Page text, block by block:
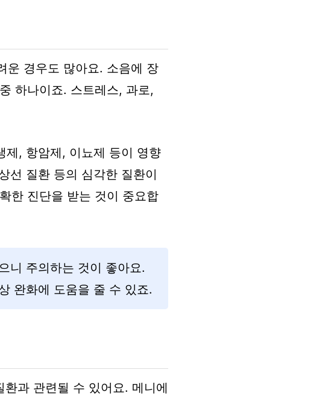
운 경우도 많아요. 소음에 장
하나이죠. 스트레스, 과로,
제, 항암제, 이뇨제 등이 영향
선 질환 등의 심각한 질환이
한 진단을 받는 것이 중요합
니 주의하는 것이 좋아요.
완화에 도움을 줄 수 있죠.
환과 관련될 수 있어요. 메니에